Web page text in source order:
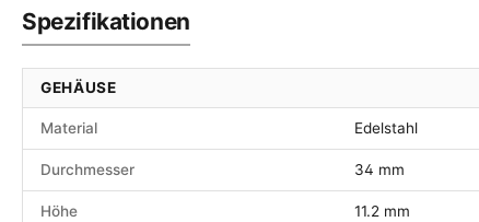
Spezifikationen
GEHÄUSE
Material Edelstahl
Durchmesser 34 mm
Höhe 11.2 mm